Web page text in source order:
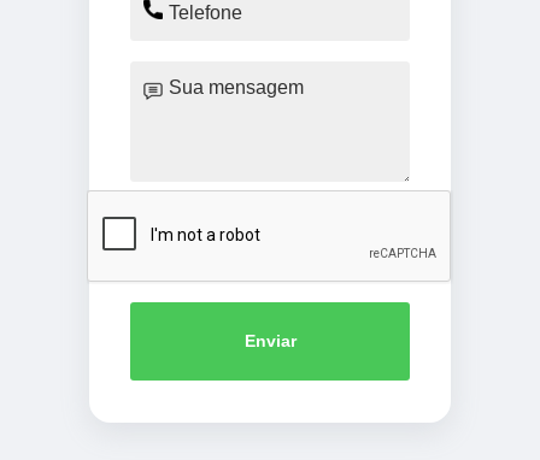
Enviar